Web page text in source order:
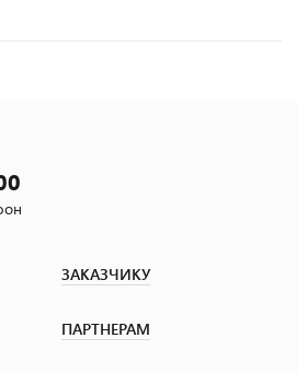
ЗАКАЗЧИКУ
ПАРТНЕРАМ